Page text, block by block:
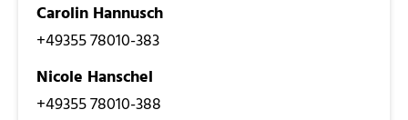
Carolin Hannusch
+49355 78010-383
Nicole Hanschel
+49355 78010-388